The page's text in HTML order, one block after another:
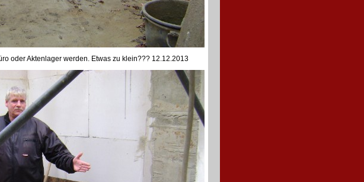
oder Aktenlager werden. Etwas zu klein??? 12.12.2013